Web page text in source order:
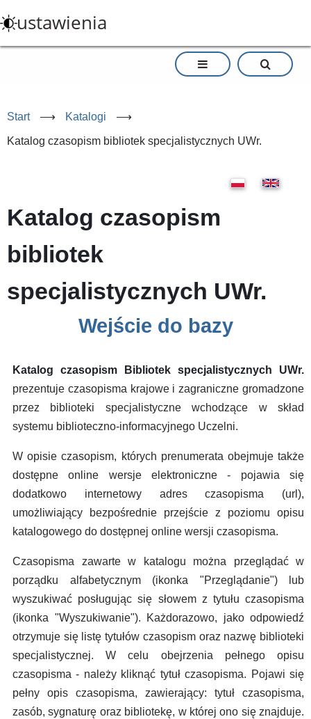
do
treści
ustawienia
Start ⟶ Katalogi ⟶
Katalog czasopism bibliotek specjalistycznych UWr.
Katalog czasopism
bibliotek
specjalistycznych UWr.
Wejście do bazy
Katalog czasopism Bibliotek specjalistycznych UWr.
prezentuje czasopisma krajowe i zagraniczne gromadzone
przez biblioteki specjalistyczne wchodzące w skład
systemu biblioteczno-informacyjnego Uczelni.
W opisie czasopism, których prenumerata obejmuje także
dostępne online wersje elektroniczne - pojawia się
dodatkowo internetowy adres czasopisma (url),
umożliwiający bezpośrednie przejście z poziomu opisu
katalogowego do dostępnej online wersji czasopisma.
Czasopisma zawarte w katalogu można przeglądać w
porządku alfabetycznym (ikonka "Przeglądanie") lub
wyszukiwać posługując się słowem z tytułu czasopisma
(ikonka "Wyszukiwanie"). Każdorazowo, jako odpowiedź
otrzymuje się listę tytułów czasopism oraz nazwę biblioteki
specjalistycznej. W celu obejrzenia pełnego opisu
czasopisma - należy kliknąć tytuł czasopisma. Pojawi się
pełny opis czasopisma, zawierający: tytuł czasopisma,
zasób, sygnaturę oraz bibliotekę, w której ono się znajduje.